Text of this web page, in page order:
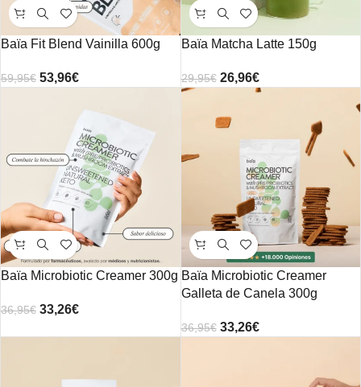
Baïa Fit Blend Vainilla 600g
59,95€ 53,96€
Baïa Matcha Latte 150g
29,95€ 26,96€
Baïa Microbiotic Creamer 300g
36,95€ 33,26€
Baïa Microbiotic Creamer
Galleta de Canela 300g
36,95€ 33,26€